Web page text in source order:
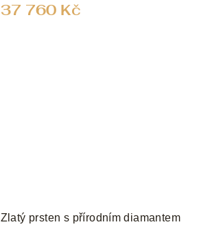
37 760 Kč
Zlatý prsten s přírodním diamantem